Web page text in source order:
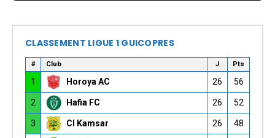
CLASSEMENT LIGUE 1 GUICOPRES
# Club J Pts
1 Horoya AC 26 56
2 Hafia FC 26 52
3 CI Kamsar 26 48